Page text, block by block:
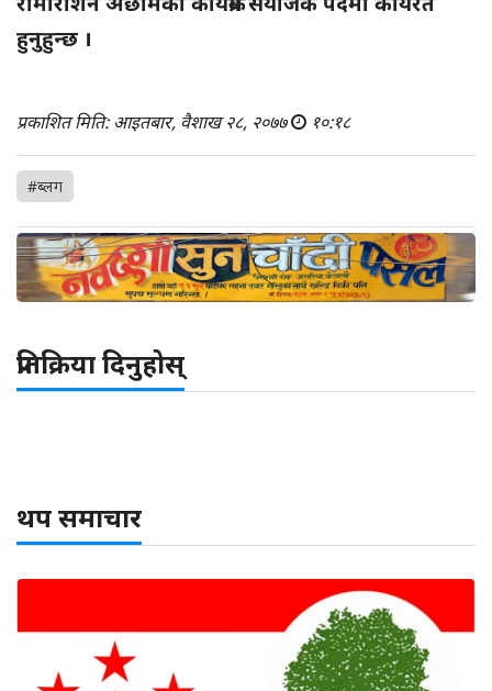
हुनुहुन्छ ।
प्रकाशित मिति: आइतबार, वैशाख २८, २०७७ १०:१८
#ब्लग
प्रतिक्रिया दिनुहोस्
थप समाचार